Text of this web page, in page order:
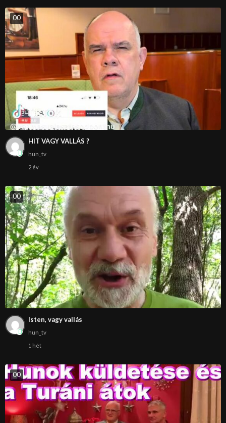
00
HIT VAGY VALLÁS ?
hun_tv
2 év
00
Isten, vagy vallás
hun_tv
1 hét
00